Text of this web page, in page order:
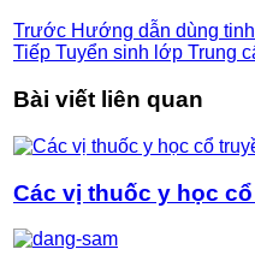
Trước Hướng dẫn dùng
Tiếp Tuyển sinh lớp Trung
Bài viết liên quan
Các vị thuốc y học